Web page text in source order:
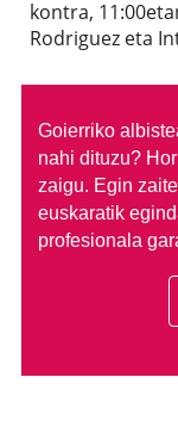
kontra,
Rodriguez eta
Goierriko
nahi dituzu?
zaigu. Egin
euskaratik
profesionala